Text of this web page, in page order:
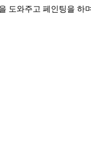
도와주고 페인팅을 하